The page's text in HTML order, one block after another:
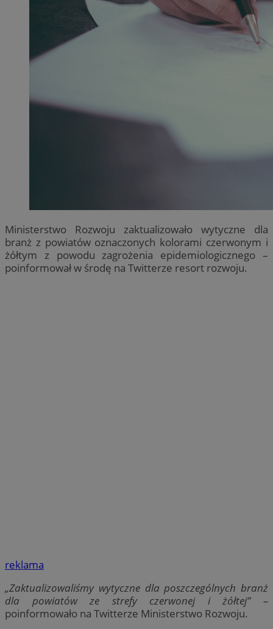
Ministerstwo Rozwoju zaktualizowało wytyczne dla
branż z powiatów oznaczonych kolorami czerwonym i
żółtym z powodu zagrożenia epidemiologicznego –
poinformował w środę na Twitterze resort rozwoju.
reklama
„Zaktualizowaliśmy wytyczne dla poszczególnych branż
dla powiatów ze strefy czerwonej i żółtej” –
poinformowało na Twitterze Ministerstwo Rozwoju.